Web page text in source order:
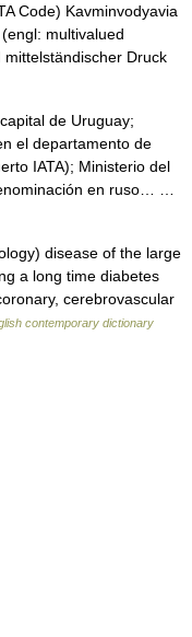
Code) Kavminvodyavia
multivalued
Druck
de Uruguay;
el departamento de
IATA); Ministerio del
en ruso… …
disease of the large
a long time diabetes
cerebrovascular
contemporary dictionary